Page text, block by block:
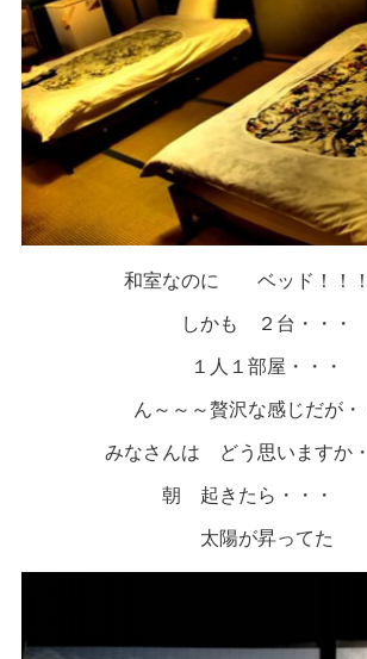
和室なのに ベッド！！！
しかも ２台・・・
１人１部屋・・・
ん～～～贅沢な感じだが・
みなさんは どう思いますか
朝 起きたら・・・
太陽が昇ってた